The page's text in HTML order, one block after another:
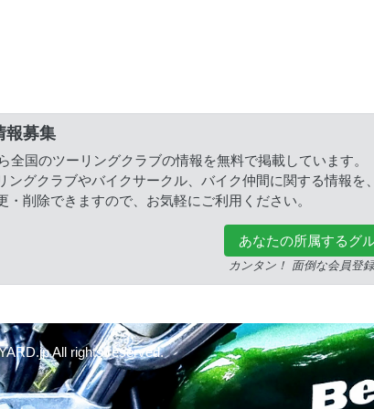
報募集
全国のツーリングクラブの情報を無料で掲載しています。
ングクラブやバイクサークル、バイク仲間に関する情報
・削除できますので、お気軽にご利用ください。
あなたの所属するグ
カンタン！ 面倒な会員登
All rights reserved.